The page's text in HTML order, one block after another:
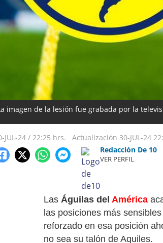
imagen de la lesión fue grabada por la
JUL-24 / 22:25 hrs. Actualización 30-JUL-24
Redacción De 10
VER PERFIL
Las Águilas del América
las posiciones más
reforzado en esa posición
no sea su talón de Aquiles.